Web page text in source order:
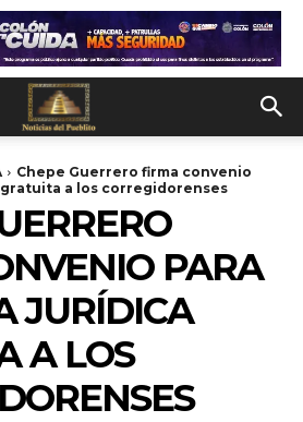
Chepe Guerrero firma convenio
a los corregidorenses
PARA
JURÍDICA
A LOS